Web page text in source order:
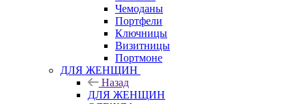
Чемоданы
Портфели
Ключницы
Визитницы
Портмоне
ДЛЯ ЖЕНЩИН
Назад
ДЛЯ ЖЕНЩИН